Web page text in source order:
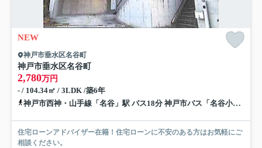
NEW
神戸市垂水区名谷町
神戸市垂水区名谷町
2,780万円
- / 104.34㎡ / 3LDK /築6年
神戸市西神・山手線「名谷」駅 バス18分 神戸市バス「名谷小学校前」 停歩3分
住宅ローンアドバイザー在籍！住宅ローンに不安のある方はお気軽にご
相談ください。